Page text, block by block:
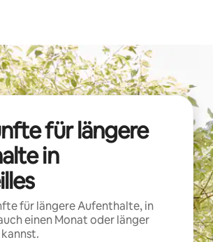
für längere
in
für längere Aufenthalte, in
einen Monat oder länger